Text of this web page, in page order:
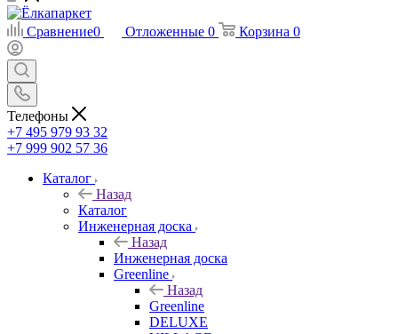
Сравнение0 Отложенные 0 Корзина 0
Телефоны
+7 495 979 93 32
+7 999 902 57 36
Каталог
Назад
Каталог
Инженерная доска
Назад
Инженерная доска
Greenline
Назад
Greenline
DELUXE